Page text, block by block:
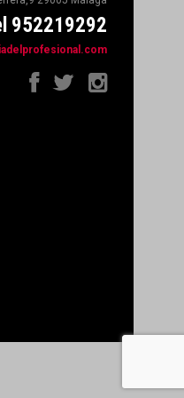
952219292